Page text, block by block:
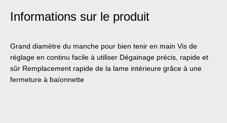
Informations sur le produit
Grand diamètre du manche pour bien tenir en main Vis de
réglage en continu facile à utiliser Dégainage précis, rapide et
sûr Remplacement rapide de la lame intérieure grâce à une
fermeture à baïonnette